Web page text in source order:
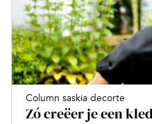
Column saskia decorte
Zó creëer je een